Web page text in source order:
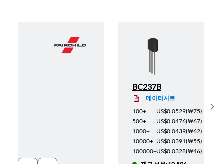
BC237B
데이터시트
100+
US$0.0529(₩75)
500+
US$0.0476(₩67)
1000+
US$0.0439(₩62)
10000+ US$0.0391(₩55)
100000+US$0.0328(₩46)